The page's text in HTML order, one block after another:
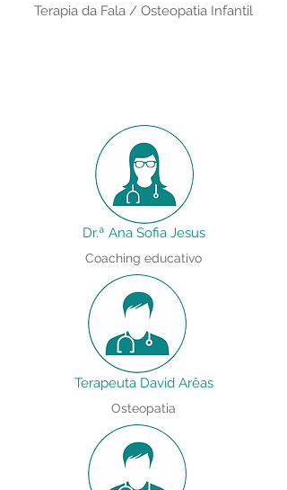
Terapia da Fala / Osteopatia Infantil
Dr.ª Ana Sofia Jesus
Coaching educativo
Terapeuta David Arêas
Osteopatia